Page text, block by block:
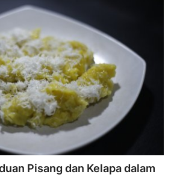
Pisang dan Kelapa dalam